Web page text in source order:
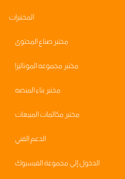
المختبرات
مختبر صناع المحتوى
مختبر مجموعه الموناليزا
مختبر بناء المنصه
مختبر مكالمات المبيعات
الدعم الفني
الدخول إلى مجموعة الفيسبوك